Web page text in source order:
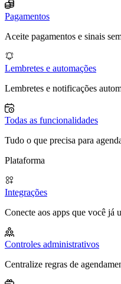
Pagamentos
Aceite pagamentos e sinais
Lembretes e automações
Lembretes e notificações
Todas as funcionalidades
Tudo o que precisa para
Plataforma
Integrações
Conecte aos apps que você já
Controles administrativos
Centralize regras de